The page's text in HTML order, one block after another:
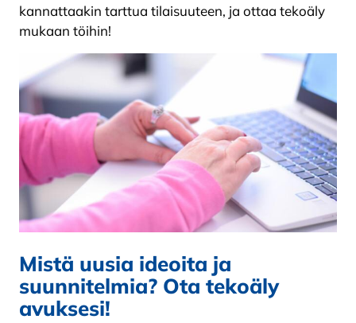
kannattaakin tarttua tilaisuuteen, ja ottaa tekoäly
mukaan töihin!
Mistä uusia ideoita ja
suunnitelmia? Ota tekoäly
avuksesi!